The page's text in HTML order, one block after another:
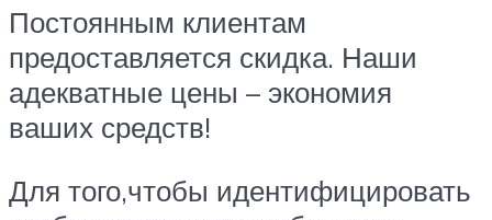
Постоянным клиентам
предоставляется скидка. Наши
адекватные цены – экономия
ваших средств!
Для того,чтобы идентифицировать